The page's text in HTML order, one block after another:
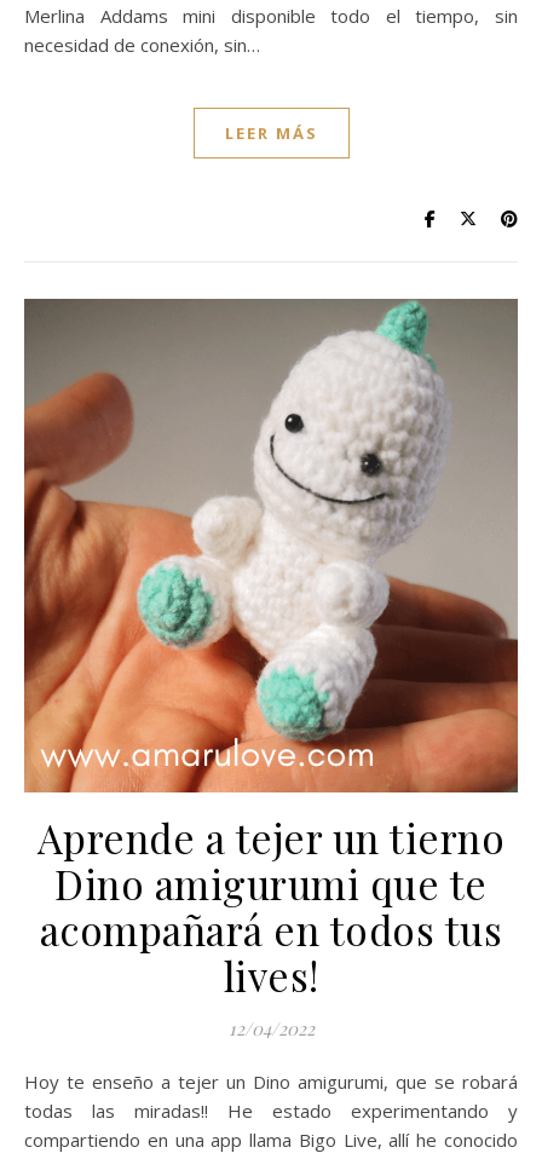
Merlina Addams mini disponible todo el tiempo, sin
necesidad de conexión, sin…
LEER MÁS
Aprende a tejer un tierno
Dino amigurumi que te
acompañará en todos tus
lives!
12/04/2022
Hoy te enseño a tejer un Dino amigurumi, que se robará
todas las miradas!! He estado experimentando y
compartiendo en una app llama Bigo Live, allí he conocido